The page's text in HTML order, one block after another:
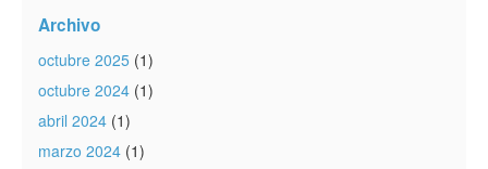
Archivo
octubre 2025 (1)
octubre 2024 (1)
abril 2024 (1)
marzo 2024 (1)